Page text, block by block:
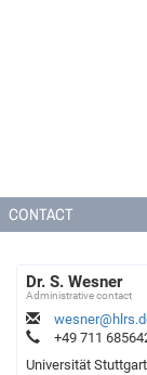
CONTACT
Dr. S. Wesner
Administrative contact
+49 711
Universität Stuttgart